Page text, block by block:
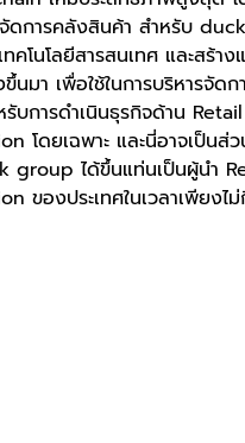
จัดการคลังสินค้า สำหรับ
เทคโนโลยีสารสนเทศ และสร้
ขึ้นมา เพื่อใช้ในการบริหารจัด
บการดำเนินธุรกิจด้าน Retail
โดยเฉพาะ และนี่อาจเป็นส่
group ได้ขึ้นแท่นเป็นผู้นำ
ของประเทศในเวลาเพียงไม่